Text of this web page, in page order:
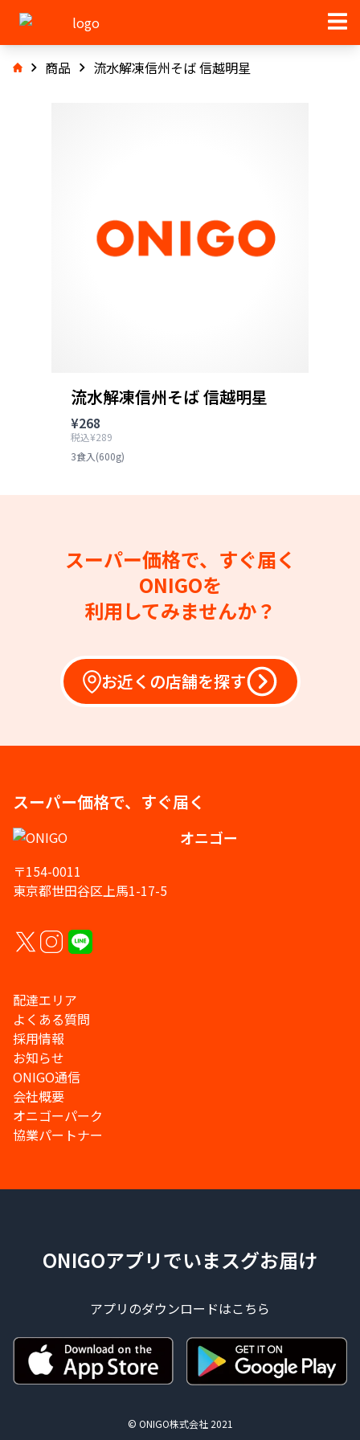
商品 流水解凍信州そば 信越明星
流水解凍信州そば 信越明星
¥268
税込¥289
3食入(600g)
スーパー価格で、すぐ届く
ONIGOを
利用してみませんか？
お近くの店舗を探す
スーパー価格で、すぐ届く
オニゴー
〒154-0011
東京都世田谷区上馬1-17-5
配達エリア
よくある質問
採用情報
お知らせ
ONIGO通信
会社概要
オニゴーパーク
協業パートナー
ONIGOアプリでいまスグお届け
アプリのダウンロードはこちら
© ONIGO株式会社 2021